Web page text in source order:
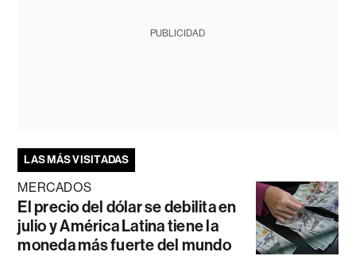
PUBLICIDAD
LAS MÁS VISITADAS
MERCADOS
El precio del dólar se debilita en
julio y América Latina tiene la
moneda más fuerte del mundo